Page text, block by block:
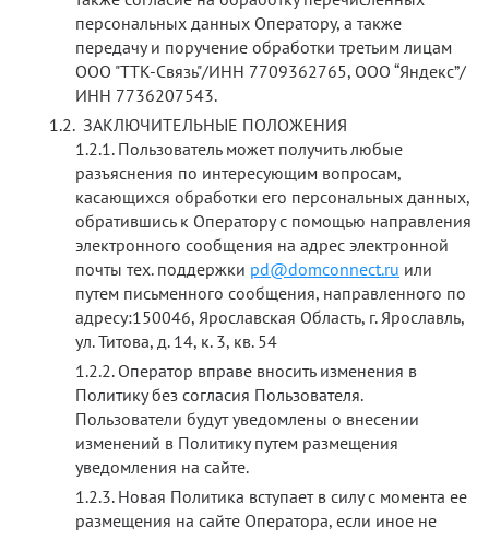
персональных данных Оператору, а также
передачу и поручение обработки третьим лицам
ООО "ТТК-Связь"/ИНН 7709362765, ООО “Яндекс”/
ИНН 7736207543.
ЗАКЛЮЧИТЕЛЬНЫЕ ПОЛОЖЕНИЯ
Пользователь может получить любые
разъяснения по интересующим вопросам,
касающихся обработки его персональных данных,
обратившись к Оператору с помощью направления
электронного сообщения на адрес электронной
почты тех. поддержки pd@domconnect.ru или
путем письменного сообщения, направленного по
адресу:150046, Ярославская Область, г. Ярославль,
ул. Титова, д. 14, к. 3, кв. 54
Оператор вправе вносить изменения в
Политику без согласия Пользователя.
Пользователи будут уведомлены о внесении
изменений в Политику путем размещения
уведомления на сайте.
Новая Политика вступает в силу с момента ее
размещения на сайте Оператора, если иное не